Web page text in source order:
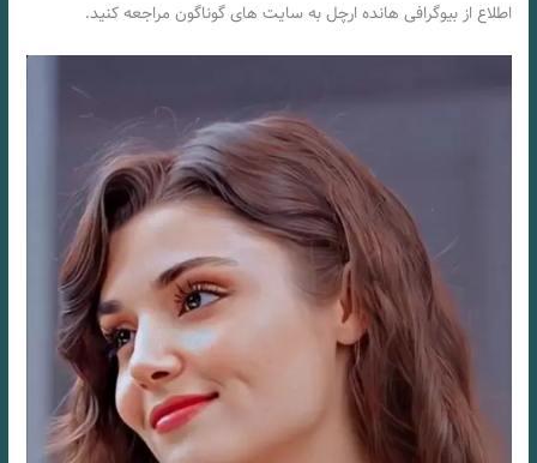
اطلاع از بیوگرافی هانده ارچل به سایت های گوناگون مراجعه کنید.